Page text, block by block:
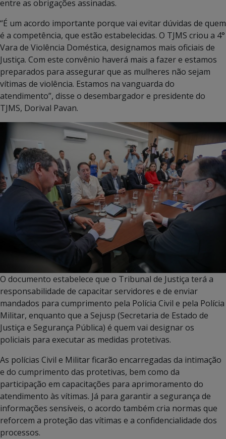
entre as obrigações assinadas.
“É um acordo importante porque vai evitar dúvidas de quem
é a competência, que estão estabelecidas. O TJMS criou a 4°
Vara de Violência Doméstica, designamos mais oficiais de
Justiça. Com este convênio haverá mais a fazer e estamos
preparados para assegurar que as mulheres não sejam
vítimas de violência. Estamos na vanguarda do
atendimento”, disse o desembargador e presidente do
TJMS, Dorival Pavan.
O documento estabelece que o Tribunal de Justiça terá a
responsabilidade de capacitar servidores e de enviar
mandados para cumprimento pela Polícia Civil e pela Polícia
Militar, enquanto que a Sejusp (Secretaria de Estado de
Justiça e Segurança Pública) é quem vai designar os
policiais para executar as medidas protetivas.
As polícias Civil e Militar ficarão encarregadas da intimação
e do cumprimento das protetivas, bem como da
participação em capacitações para aprimoramento do
atendimento às vítimas. Já para garantir a segurança de
informações sensíveis, o acordo também cria normas que
reforcem a proteção das vítimas e a confidencialidade dos
processos.